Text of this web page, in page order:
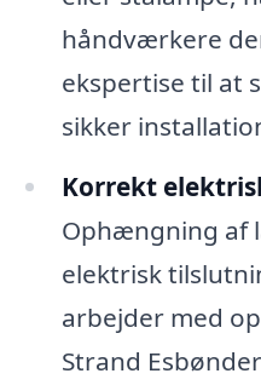
håndværkere
ekspertise til at
sikker
Korrekt
Ophængning af
elektrisk
arbejder med
Strand